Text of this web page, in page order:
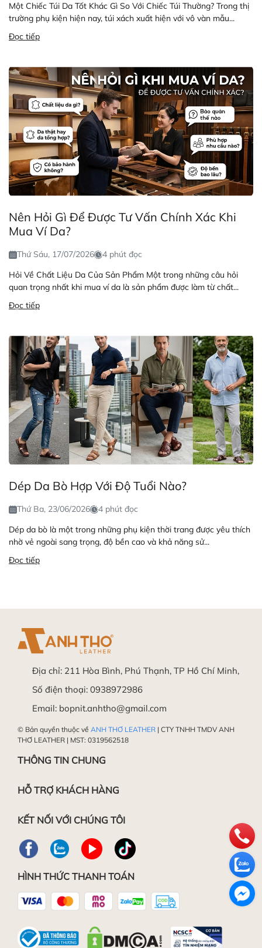
Một Chiếc Túi Da Tốt Khác Gì So Với Chiếc Túi Thường? Trong thị
trường phụ kiện hiện nay, túi xách xuất hiện với vô vàn mẫu...
Đọc tiếp
Nên Hỏi Gì Để Được Tư Vấn Chính Xác Khi
Mua Ví Da?
Thứ Sáu, 17/07/2026
4 phút đọc
Hỏi Về Chất Liệu Da Của Sản Phẩm Một trong những câu hỏi
quan trọng nhất khi mua ví da là sản phẩm được làm từ chất...
Đọc tiếp
Dép Da Bò Hợp Với Độ Tuổi Nào?
Thứ Ba, 23/06/2026
4 phút đọc
Dép da bò là một trong những phụ kiện thời trang được yêu thích
nhờ vẻ ngoài sang trọng, độ bền cao và khả năng sử...
Đọc tiếp
Địa chỉ: 211 Hòa Bình, Phú Thạnh, TP Hồ Chí Minh,
Số điện thoại: 0938972986
Email: bopnit.anhtho@gmail.com
© Bản quyền thuộc về ANH THƠ LEATHER | CTY TNHH TMDV ANH
THƠ LEATHER | MST: 0319562518
THÔNG TIN CHUNG
HỖ TRỢ KHÁCH HÀNG
KẾT NỐI VỚI CHÚNG TÔI
HÌNH THỨC THANH TOÁN